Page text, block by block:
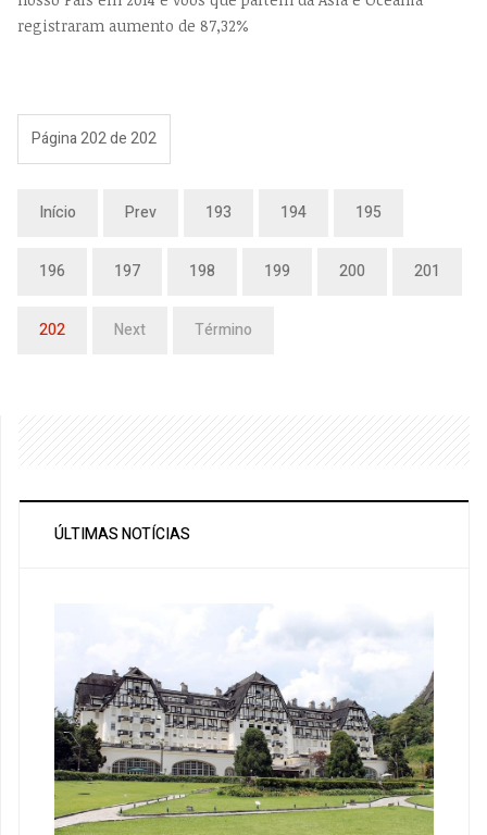
registraram aumento de 87,32%
Página 202 de 202
Início Prev 193 194 195
196 197 198 199 200 201
202 Next Término
ÚLTIMAS NOTÍCIAS